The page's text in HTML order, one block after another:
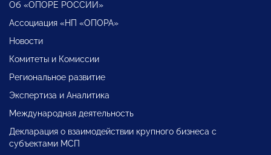
Об «ОПОРЕ РОССИИ»
Ассоциация «НП «ОПОРА»
Новости
Комитеты и Комиссии
Региональное развитие
Экспертиза и Аналитика
Международная деятельность
Декларация о взаимодействии крупного бизнеса с
субъектами МСП